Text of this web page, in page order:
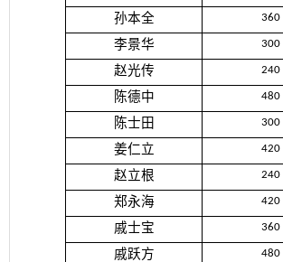
孙本全 360
李景华 300
赵光传 240
陈德中 480
陈士田 300
姜仁立 420
赵立根 240
郑永海 420
戚士宝 360
戚跃方 480